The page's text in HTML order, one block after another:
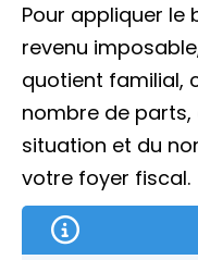
Pour appliquer le
revenu
quotient familial,
nombre de
situation et du
votre foyer fiscal.